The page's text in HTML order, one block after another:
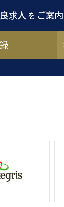
求人 を ご案内